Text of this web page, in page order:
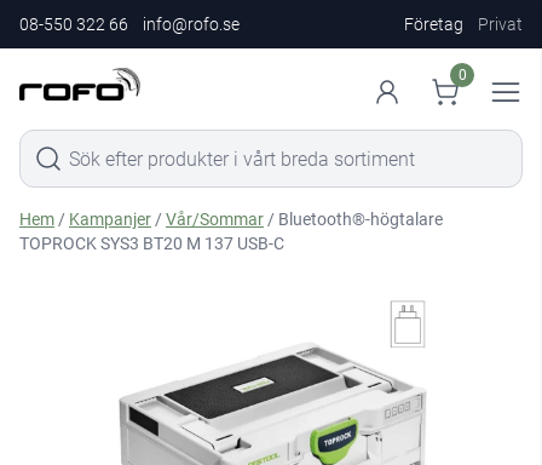
08-550 322 66 info@rofo.se Företag Privat
0
Hem / Kampanjer /Vår/Sommar / Bluetooth®-högtalare
TOPROCK SYS3 BT20 M 137 USB-C